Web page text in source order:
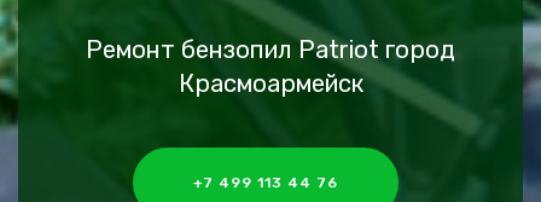
Ремонт бензопил Patriot город
Красмоармейск
+7 499 113 44 76